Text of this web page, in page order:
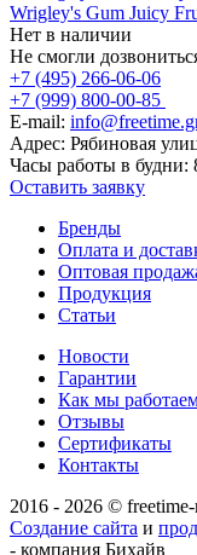
Wrigley's Gum Juicy
Нет в наличии
Не смогли
+7 (495) 266-06-06
+7 (999) 800-00-85
E-mail:
Адрес: Рябиновая
Часы работы в будни:
Оставить заявку
Бренды
Оплата и
Оптовая
Продукция
Статьи
Новости
Гарантии
Как мы
Отзывы
Сертификаты
Контакты
2016 - 2026 ©
Создание сайта и
- компания Бихайв